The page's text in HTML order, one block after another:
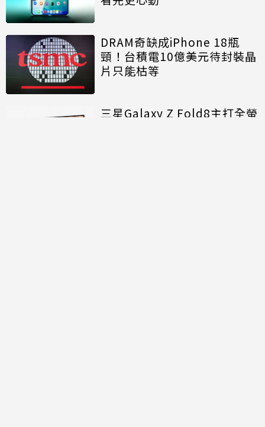
DRAM奇缺成iPhone 18瓶
頸！台積電10億美元待封裝晶
片只能枯等
三星Galaxy Z Fold8主打全螢